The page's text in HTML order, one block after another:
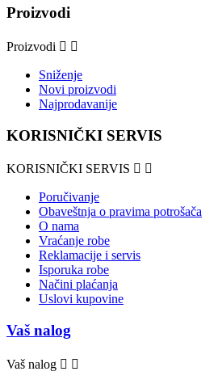
Proizvodi
Proizvodi  
Sniženje
Novi proizvodi
Najprodavanije
KORISNIČKI SERVIS
KORISNIČKI SERVIS  
Poručivanje
Obaveštnja o pravima potrošača
O nama
Vraćanje robe
Reklamacije i servis
Isporuka robe
Načini plaćanja
Uslovi kupovine
Vaš nalog
Vaš nalog  